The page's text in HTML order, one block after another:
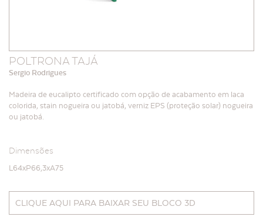
POLTRONA TAJÁ
Sergio Rodrigues
Madeira de eucalipto certificado com opção de acabamento em laca
colorida, stain nogueira ou jatobá, verniz EPS (proteção solar) nogueira
ou jatobá.
Dimensões
L64xP66,3xA75
CLIQUE AQUI PARA BAIXAR SEU BLOCO 3D